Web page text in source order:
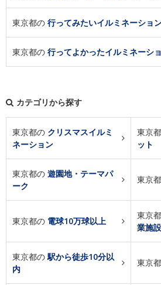
東京都の 行ってみたいイルミネーショ
東京都の 行ってよかったイルミネーシ
カテゴリから探す
東京都の クリスマスイルミ
ネーション
東京
ット
東京都の 遊園地・テーマパ
ーク
東京
東京都の 電球10万球以上
東京
業施設
東京都の駅から徒歩10分以
内
東京